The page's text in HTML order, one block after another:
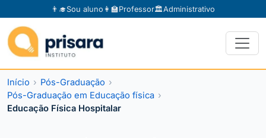
👨‍🎓Sou aluno 👩‍🏫Professor🏛️Administrativo
Início
Pós-Graduação
Pós-Graduação em Educação física
Educação Física Hospitalar